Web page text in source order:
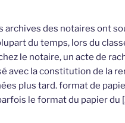
archives des notaires ont
du temps, lors du
le notaire, un acte de
avec la constitution de la
plus tard. format de
le format du papier du